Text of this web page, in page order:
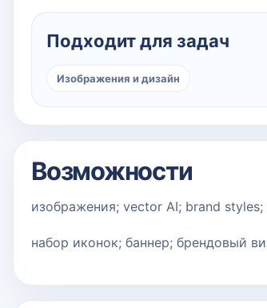
Подходит для задач
Изображения и дизайн
Возможности
изображения; vector AI; brand
набор иконок; баннер; брендовый